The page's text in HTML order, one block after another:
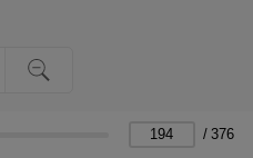
/ 376